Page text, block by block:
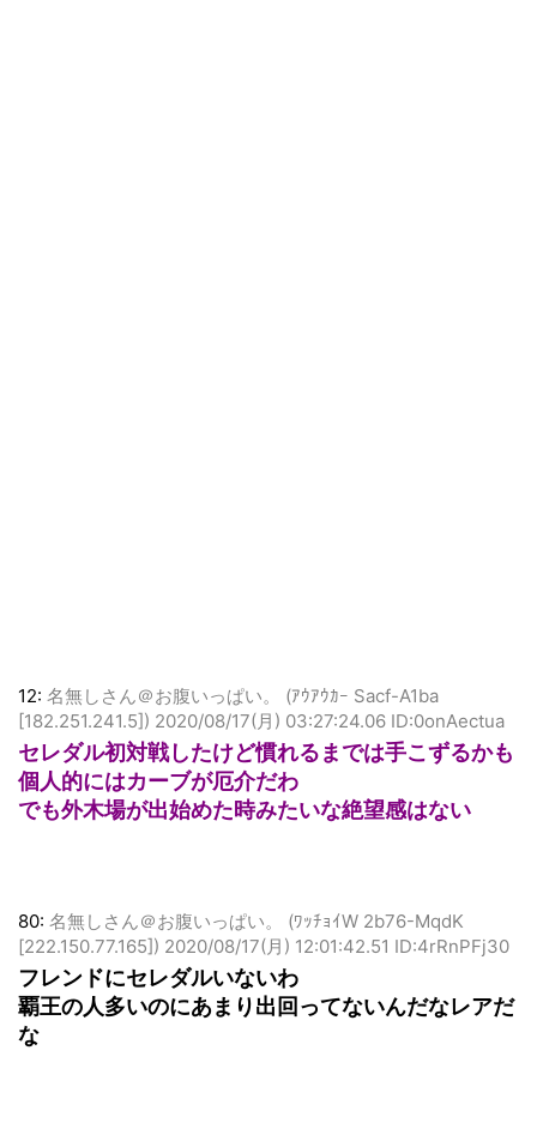
12: 名無しさん＠お腹いっぱい。 (ｱｳｱｳｶｰ Sacf-A1ba
[182.251.241.5]) 2020/08/17(月) 03:27:24.06 ID:0onAectua
セレダル初対戦したけど慣れるまでは手こずるかも
個人的にはカーブが厄介だわ
でも外木場が出始めた時みたいな絶望感はない
80: 名無しさん＠お腹いっぱい。 (ﾜｯﾁｮｲW 2b76-MqdK
[222.150.77.165]) 2020/08/17(月) 12:01:42.51 ID:4rRnPFj30
フレンドにセレダルいないわ
覇王の人多いのにあまり出回ってないんだなレアだ
な